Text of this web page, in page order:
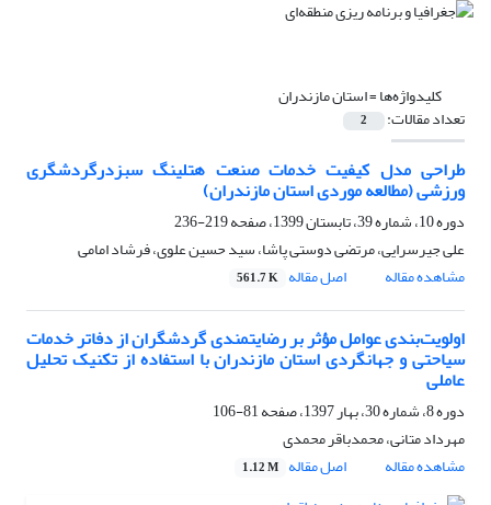
کلیدواژه‌ها =استان مازندران
تعداد مقالات: 2
طراحی مدل کیفیت خدمات صنعت هتلینگ سبزدرگردشگری
ورزشی (مطالعه موردی استان مازندران)
دوره 10، شماره 39، تابستان 1399، صفحه
219-236
علی جیرسرایی، مرتضی دوستی پاشا، سید حسین علوی، فرشاد امامی
مشاهده مقاله
اصل مقاله 561.7 K
اولویت‌بندی عوامل مؤثر بر رضایتمندی گردشگران از دفاتر خدمات
سیاحتی و جهانگردی استان مازندران با استفاده از تکنیک تحلیل
عاملی
دوره 8، شماره 30، بهار 1397، صفحه
81-106
مهرداد متانی، محمدباقر محمدی
مشاهده مقاله
اصل مقاله 1.12 M